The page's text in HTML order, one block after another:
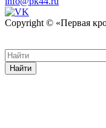
Copyright © «Первая
Найти